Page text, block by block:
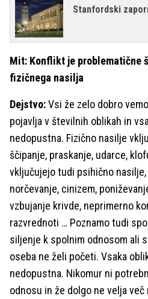
Stanfordski
Mit: Konflikt je problematične
fizičnega nasilja
Dejstvo:Vsi že zelo dobro
pojavlja v številnih oblikah in
nedopustna. Fizično nasilje
ščipanje, praskanje, udarce,
vključujejo tudi psihično
norčevanje, cinizem,
vzbujanje krivde, neprimerno
razvrednoti … Poznamo tudi
siljenje k spolnim odnosom ali
oseba ne želi početi. Vsaka
nedopustna. Nikomur ni
odnosu in že dolgo ne velja